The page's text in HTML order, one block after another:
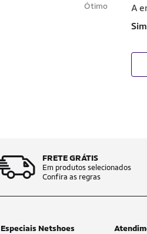
Ótimo
A
Sim
FRETE GRÁTIS
Em produtos selecionados
Confira as regras
Especiais Netshoes